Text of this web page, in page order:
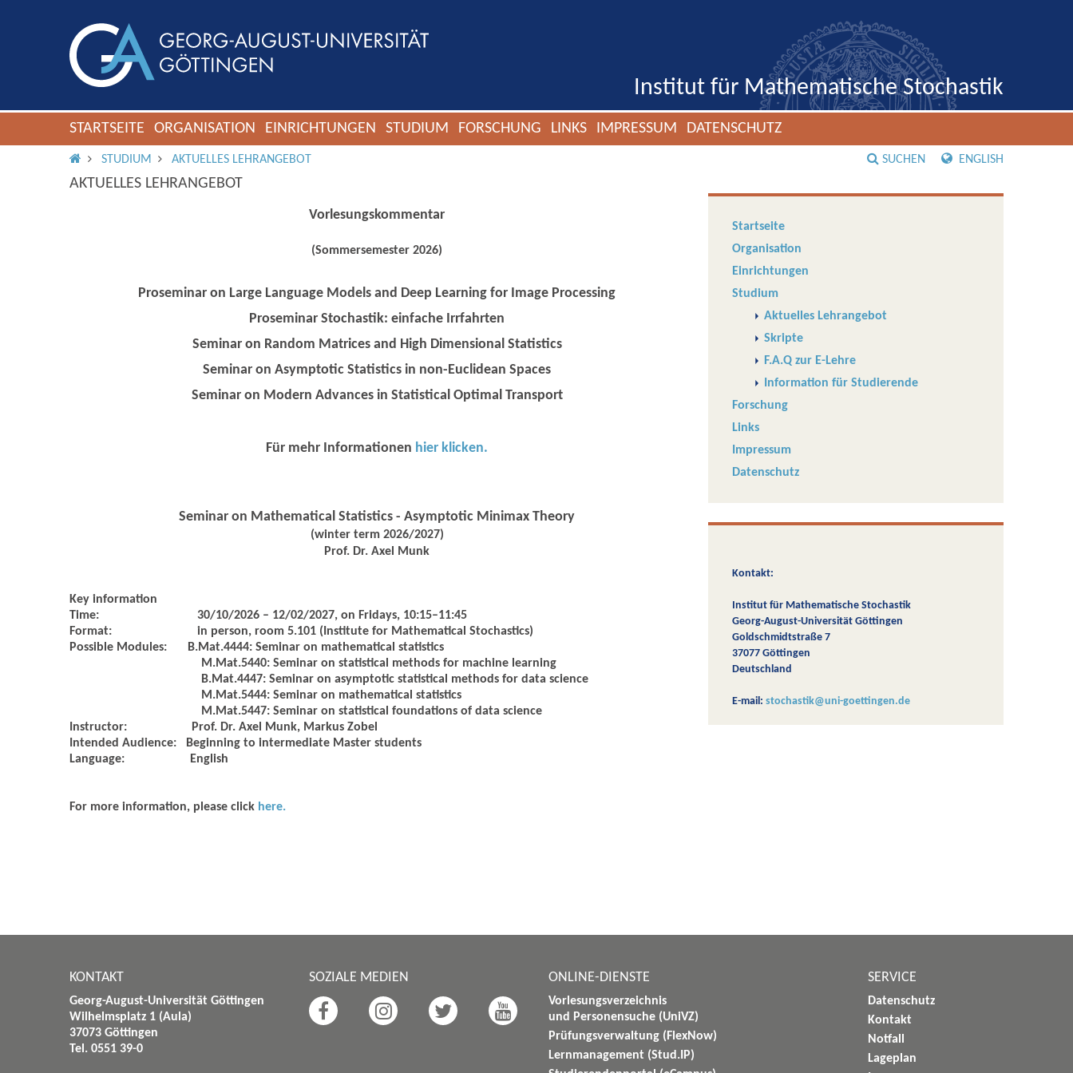
Institut für Mathematische Stochastik
STARTSEITE ORGANISATION EINRICHTUNGEN STUDIUM FORSCHUNG LINKS IMPRESSUM DATENSCHUTZ
IMS ROOT
STUDIUM AKTUELLES LEHRANGEBOT SUCHEN ENGLISH
AKTUELLES LEHRANGEBOT
Vorlesungskommentar
(Sommersemester 2026)
Proseminar on Large Language Models and Deep Learning for Image Processing
Proseminar Stochastik: einfache Irrfahrten
Seminar on Random Matrices and High Dimensional Statistics
Seminar on Asymptotic Statistics in non-Euclidean Spaces
Seminar on Modern Advances in Statistical Optimal Transport
Für mehr Informationen hier klicken.
Seminar on Mathematical Statistics - Asymptotic Minimax Theory
(winter term 2026/2027)
Prof. Dr. Axel Munk
Key information
Time:
30/10/2026 – 12/02/2027, on Fridays, 10:15–11:45
Format:
in person, room 5.101 (Institute for Mathematical Stochastics)
Possible Modules:
B.Mat.4444: Seminar on mathematical statistics
M.Mat.5440: Seminar on statistical methods for machine learning
B.Mat.4447: Seminar on asymptotic statistical methods for data science
M.Mat.5444: Seminar on mathematical statistics
M.Mat.5447: Seminar on statistical foundations of data science
Instructor:
Prof. Dr. Axel Munk, Markus Zobel
Intended Audience:
Beginning to intermediate Master students
Language:
English
For more information, please click here.
Startseite
Organisation
Einrichtungen
Studium
Aktuelles Lehrangebot
Skripte
F.A.Q zur E-Lehre
Information für Studierende
Forschung
Links
Impressum
Datenschutz
Kontakt:
Institut für Mathematische Stochastik
Georg-August-Universität Göttingen
Goldschmidtstraße 7
37077 Göttingen
Deutschland
E-mail: stochastik@uni-goettingen.de
KONTAKT
Georg-August-Universität Göttingen
Wilhelmsplatz 1 (Aula)
37073 Göttingen
Tel. 0551 39-0
SOZIALE MEDIEN ONLINE-DIENSTE
Vorlesungsverzeichnis
und Personensuche (UniVZ)
Prüfungsverwaltung (FlexNow)
Lernmanagement (Stud.IP)
SERVICE
Datenschutz
Kontakt
Notfall
Lageplan